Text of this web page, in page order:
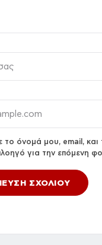
το όνομά μου, email, και
για την επόμενη